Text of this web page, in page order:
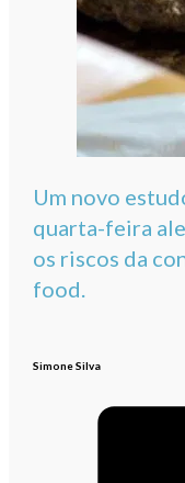
Um novo
quarta-feira
os riscos da
food.
Simone Silva